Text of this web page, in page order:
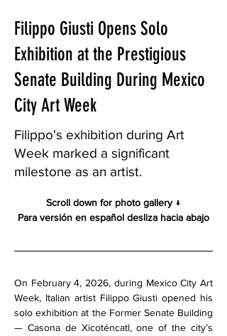
Filippo Giusti Opens Solo
Exhibition at the Prestigious
Senate Building During Mexico
City Art Week
Filippo's exhibition during Art
Week marked a significant
milestone as an artist.
Scroll down for photo gallery ↓
Para versión en español desliza hacia abajo
On February 4, 2026, during Mexico City Art
Week, Italian artist Filippo Giusti opened his
solo exhibition at the Former Senate Building
— Casona de Xicoténcatl, one of the city’s